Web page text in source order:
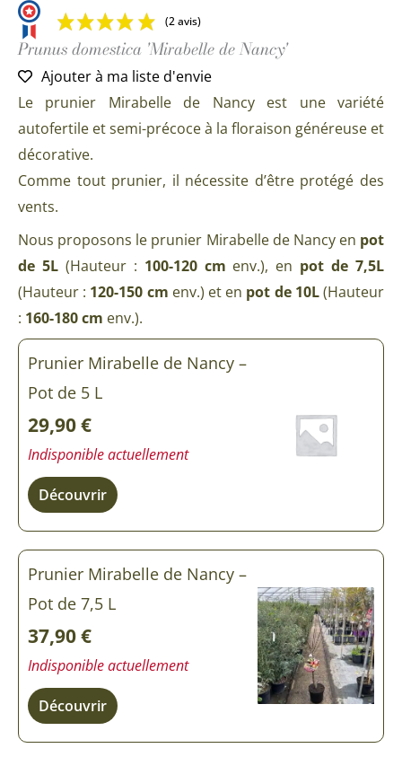
(2 avis)
Prunus domestica 'Mirabelle de Nancy'
Ajouter à ma liste d'envie
Le prunier Mirabelle de Nancy est une variété
autofertile et semi-précoce à la floraison généreuse et
décorative.
Comme tout prunier, il nécessite d’être protégé des
vents.
Nous proposons le prunier Mirabelle de Nancy en pot
de 5L(Hauteur : 100-120 cm env.), en pot de 7,5L
(Hauteur : 120-150 cm env.) et en pot de 10L(Hauteur
: 160-180 cm env.).
Prunier Mirabelle de Nancy –
Pot de 5 L
29,90€
Indisponible actuellement
Découvrir
Prunier Mirabelle de Nancy –
Pot de 7,5 L
37,90€
Indisponible actuellement
Découvrir
de
Mirabelle
de
Nancy